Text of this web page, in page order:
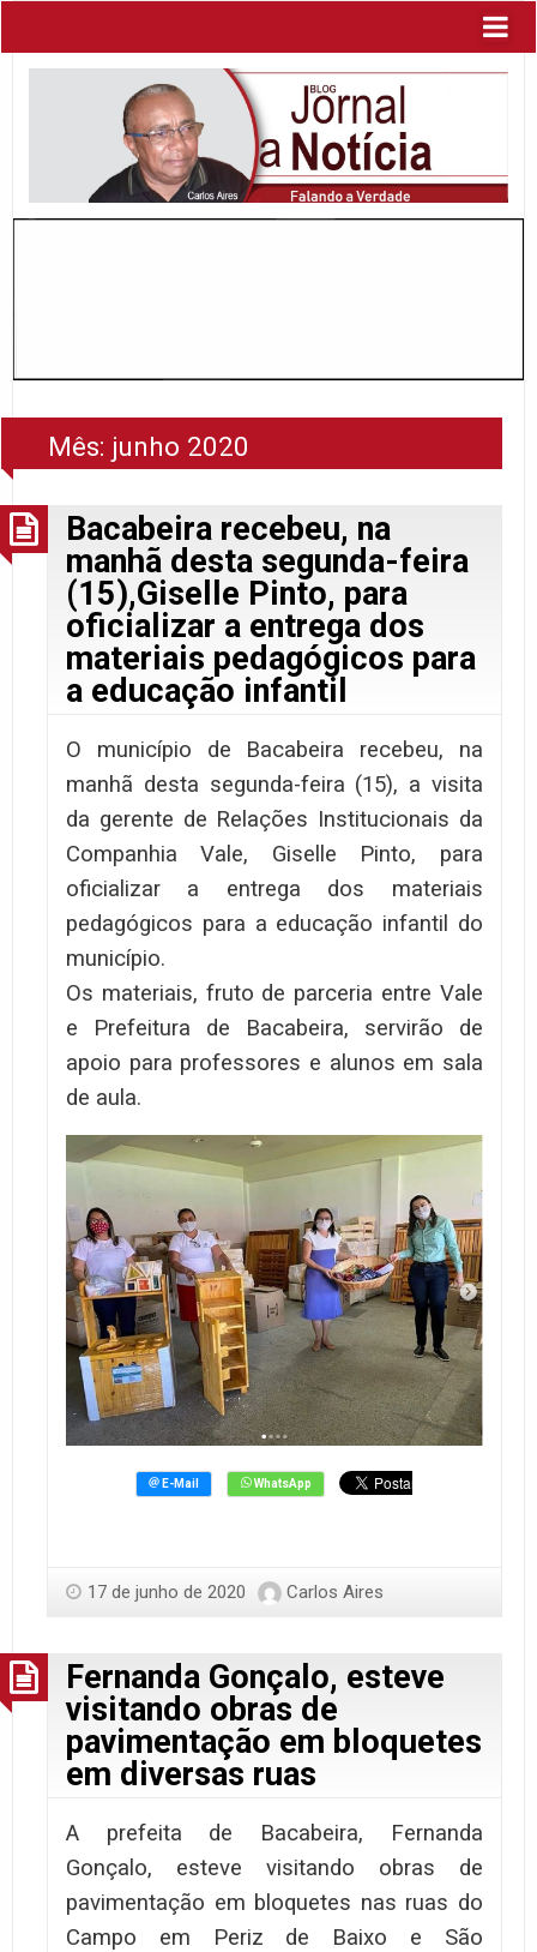
Mês: junho 2020
Bacabeira recebeu, na
manhã desta segunda-feira
(15),Giselle Pinto, para
oficializar a entrega dos
materiais pedagógicos para
a educação infantil
O município de Bacabeira recebeu, na
manhã desta segunda-feira (15), a visita
da gerente de Relações Institucionais da
Companhia Vale, Giselle Pinto, para
oficializar a entrega dos materiais
pedagógicos para a educação infantil do
município.
Os materiais, fruto de parceria entre Vale
e Prefeitura de Bacabeira, servirão de
apoio para professores e alunos em sala
de aula.
17 de junho de 2020 Carlos Aires
Fernanda Gonçalo, esteve
visitando obras de
pavimentação em bloquetes
em diversas ruas
A prefeita de Bacabeira, Fernanda
Gonçalo, esteve visitando obras de
pavimentação em bloquetes nas ruas do
Campo em Periz de Baixo e São